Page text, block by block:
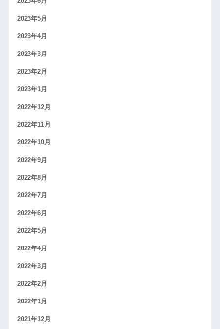
2023年5月
2023年4月
2023年3月
2023年2月
2023年1月
2022年12月
2022年11月
2022年10月
2022年9月
2022年8月
2022年7月
2022年6月
2022年5月
2022年4月
2022年3月
2022年2月
2022年1月
2021年12月